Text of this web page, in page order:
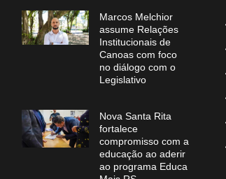
Marcos Melchior
assume Relações
Institucionais de
Canoas com foco
no diálogo com o
Legislativo
Nova Santa Rita
fortalece
compromisso com a
educação ao aderir
ao programa Educa